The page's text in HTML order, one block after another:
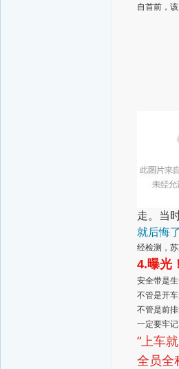
自首前，
走。当
就后悔
经检测，
4.曝光
安全带是
不管是开
不管是前
一定要牢记
“上车
全员全